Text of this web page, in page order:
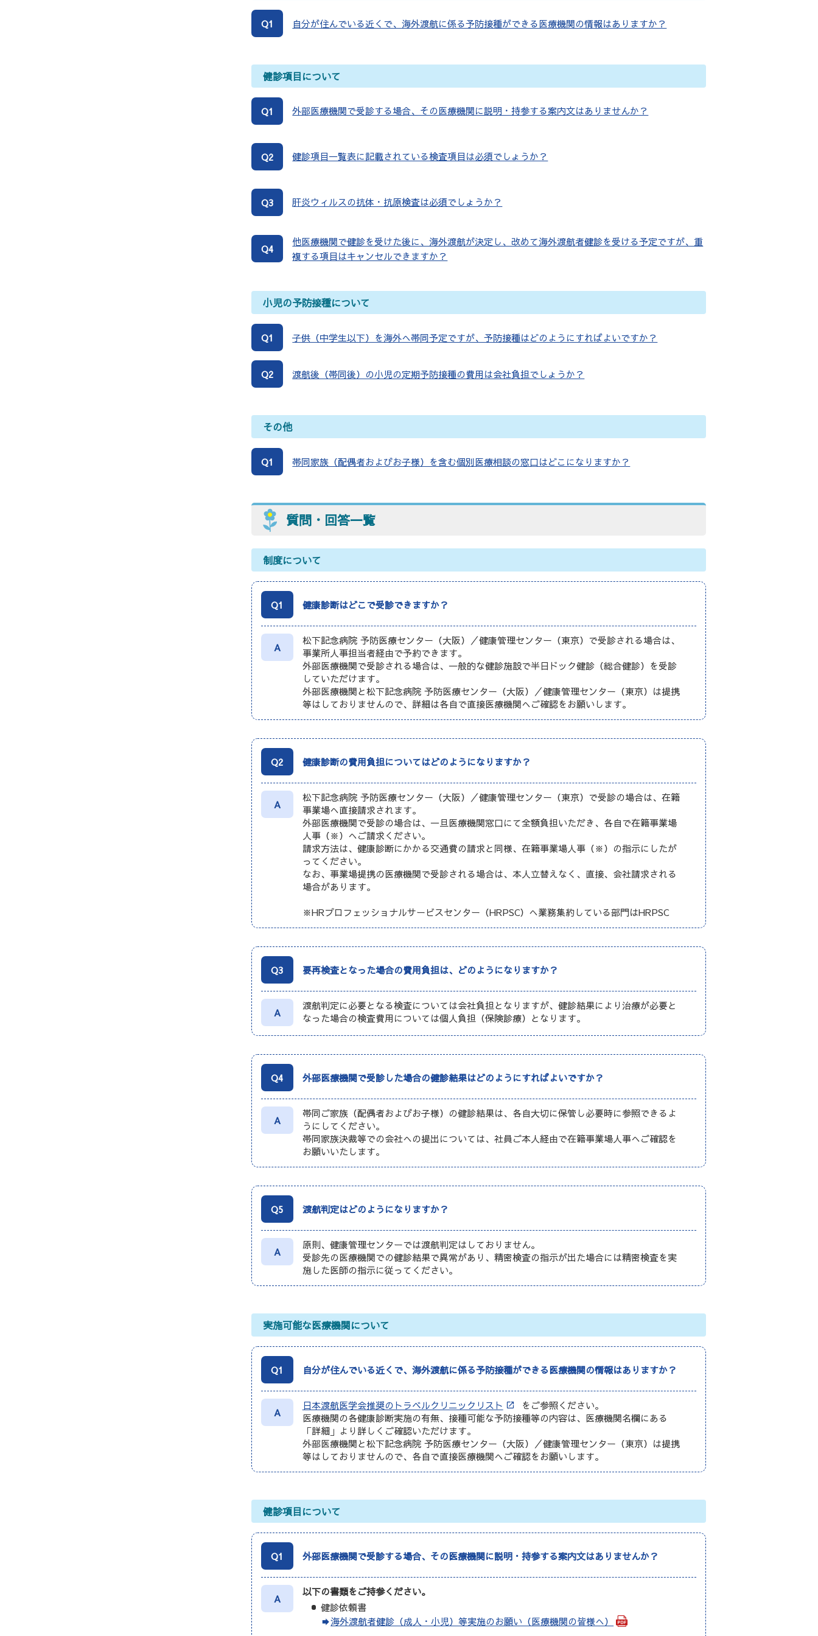
Q1 自分が住んでいる近くで、海外渡航に係る予防接種ができる医療機関の情報はありますか？
健診項目について
Q1 外部医療機関で受診する場合、その医療機関に説明・持参する案内文はありませんか？
Q2 健診項目一覧表に記載されている検査項目は必須でしょうか？
Q3 肝炎ウィルスの抗体・抗原検査は必須でしょうか？
Q4
他医療機関で健診を受けた後に、海外渡航が決定し、改めて海外渡航者健診を受ける予定ですが、重
複する項目はキャンセルできますか？
小児の予防接種について
Q1 子供（中学生以下）を海外へ帯同予定ですが、予防接種はどのようにすればよいですか？
Q2 渡航後（帯同後）の小児の定期予防接種の費用は会社負担でしょうか？
その他
Q1 帯同家族（配偶者およびお子様）を含む個別医療相談の窓口はどこになりますか？
質問・回答一覧
制度について
Q1 健康診断はどこで受診できますか？
A
松下記念病院 予防医療センター（大阪）／健康管理センター（東京）で受診される場合は、
事業所人事担当者経由で予約できます。
外部医療機関で受診される場合は、一般的な健診施設で半日ドック健診（総合健診）を受診
していただけます。
外部医療機関と松下記念病院 予防医療センター（大阪）／健康管理センター（東京）は提携
等はしておりませんので、詳細は各自で直接医療機関へご確認をお願いします。
Q2 健康診断の費用負担についてはどのようになりますか？
A
松下記念病院 予防医療センター（大阪）／健康管理センター（東京）で受診の場合は、在籍
事業場へ直接請求されます。
外部医療機関で受診の場合は、一旦医療機関窓口にて全額負担いただき、各自で在籍事業場
人事（※）へご請求ください。
請求方法は、健康診断にかかる交通費の請求と同様、在籍事業場人事（※）の指示にしたが
ってください。
なお、事業場提携の医療機関で受診される場合は、本人立替えなく、直接、会社請求される
場合があります。
※HRプロフェッショナルサービスセンター（HRPSC）へ業務集約している部門はHRPSC
Q3 要再検査となった場合の費用負担は、どのようになりますか？
A
渡航判定に必要となる検査については会社負担となりますが、健診結果により治療が必要と
なった場合の検査費用については個人負担（保険診療）となります。
Q4 外部医療機関で受診した場合の健診結果はどのようにすればよいですか？
A
帯同ご家族（配偶者およびお子様）の健診結果は、各自大切に保管し必要時に参照できるよ
うにしてください。
帯同家族決裁等での会社への提出については、社員ご本人経由で在籍事業場人事へご確認を
お願いいたします。
Q5 渡航判定はどのようになりますか？
A
原則、健康管理センターでは渡航判定はしておりません。
受診先の医療機関での健診結果で異常があり、精密検査の指示が出た場合には精密検査を実
施した医師の指示に従ってください。
実施可能な医療機関について
Q1 自分が住んでいる近くで、海外渡航に係る予防接種ができる医療機関の情報はありますか？
A
日本渡航医学会推奨のトラベルクリニックリスト
をご参照ください。
医療機関の各健康診断実施の有無、接種可能な予防接種等の内容は、医療機関名欄にある
「詳細」より詳しくご確認いただけます。
外部医療機関と松下記念病院 予防医療センター（大阪）／健康管理センター（東京）は提携
等はしておりませんので、各自で直接医療機関へご確認をお願いします。
健診項目について
Q1 外部医療機関で受診する場合、その医療機関に説明・持参する案内文はありませんか？
A
以下の書類をご持参ください。
健診依頼書
海外渡航者健診（成人・小児）等実施のお願い（医療機関の皆様へ）